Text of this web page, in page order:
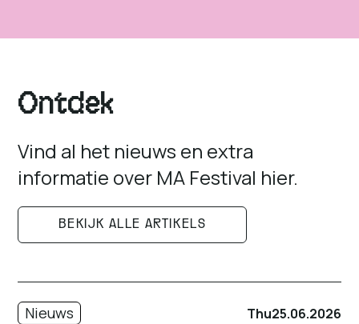
Ontdek
Vind al het nieuws en extra
informatie over MA Festival hier.
BEKIJK ALLE ARTIKELS
Nieuws Thu25.06.2026